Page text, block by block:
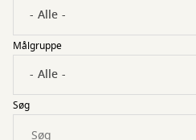
Målgruppe
Søg